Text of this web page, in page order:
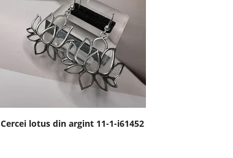
Cercei lotus din argint 11-1-i61452